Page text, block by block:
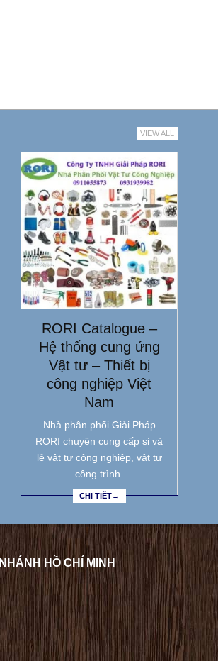
VIEW ALL
RORI Catalogue –
Hệ thống cung ứng
Vật tư – Thiết bị
công nghiệp Việt
Nam
Nhà phân phối Giải Pháp
RORI chuyên cung cấp sỉ và
lẻ vật tư công nghiệp, vật tư
công trình.
CHI TIẾT→
HỒ CHÍ MINH